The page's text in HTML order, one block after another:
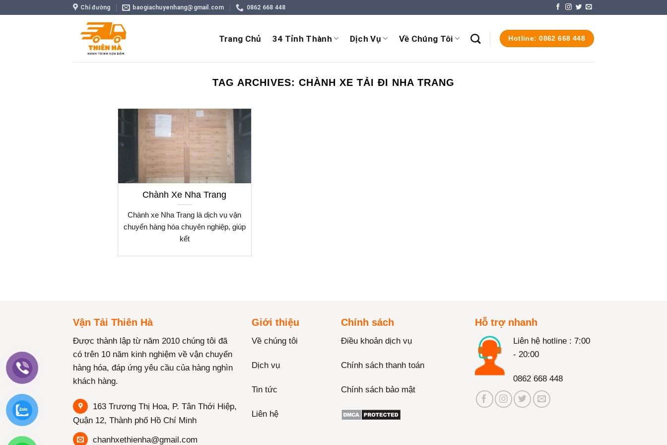
Chỉ đường baogiachuyenhang@gmail.com 0862 668 448
Trang Chủ 34 Tỉnh Thành Dịch Vụ Về Chúng Tôi Hotline: 0862 668 448
TAG ARCHIVES:CHÀNH XE TẢI ĐI NHA TRANG
Chành Xe Nha Trang
Chành xe Nha Trang là dịch vụ vận
chuyển hàng hóa chuyên nghiệp, giúp
kết
Vận Tải Thiên Hà
Được thành lập từ năm 2010 chúng tôi đã
có trên 10 năm kinh nghiệm về vận chuyển
hàng hóa, đáp ứng yêu cầu của hàng nghìn
khách hàng.
163 Trương Thị Hoa, P. Tân Thới Hiệp,
Quận 12, Thành phố Hồ Chí Minh
chanhxethienha@gmail.com
Giới thiệu
Về chúng tôi
Dịch vụ
Tin tức
Liên hệ
Chính sách
Điều khoản dịch vụ
Chính sách thanh toán
Chính sách bảo mật
Hỗ trợ nhanh
Liên hệ hotline : 7:00
- 20:00
0862 668 448